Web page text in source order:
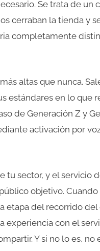
Se trata de un
cerraban la tienda y
completamente
altas que nunca.
estándares en lo que
de Generación Z y
activación por
tu sector, y el servicio
objetivo.
etapa del recorrido
experiencia con el
Y si no lo es,